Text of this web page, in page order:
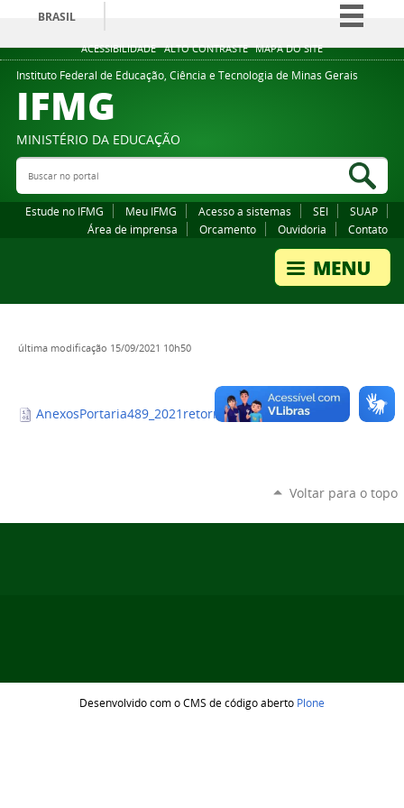
ACESSIBILIDADE ALTO CONTRASTE MAPA DO SITE
BRASIL
Simplifique!
Comunica BR
Legislação
Instituto Federal de Educação, Ciência e Tecnologia de Minas Gerais
IFMG
MINISTÉRIO DA EDUCAÇÃO
Buscar no portal
Estude no IFMG Meu IFMG Acesso a sistemas SEI
SUAP
Área de imprensa
Orcamento Ouvidoria Contato
última modificação 15/09/2021 10h50
AnexosPortaria489_2021retornogradual.docx
Voltar para o topo
Desenvolvido com o CMS de código aberto Plone